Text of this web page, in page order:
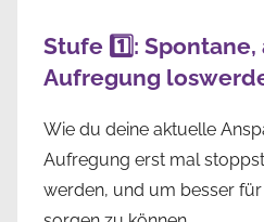
Stufe 1️⃣:
Aufregung
Wie du deine aktuelle
Aufregung erst mal
werden, und um besser